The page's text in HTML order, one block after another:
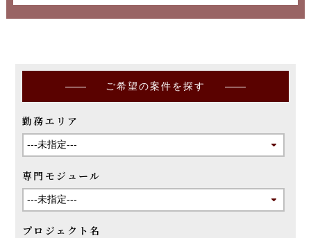
ご希望の案件を探す
勤務エリア
専門モジュール
プロジェクト名